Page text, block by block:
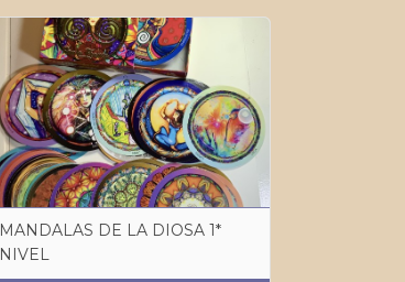
MANDALAS DE LA DIOSA 1*
NIVEL